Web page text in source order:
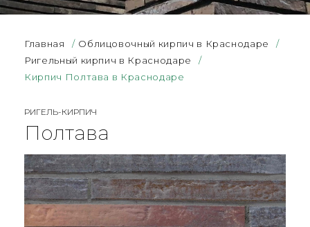
Главная / Облицовочный кирпич в Краснодаре
/
Ригельный кирпич в Краснодаре
/
Кирпич Полтава в Краснодаре
РИГЕЛЬ-КИРПИЧ
Полтава